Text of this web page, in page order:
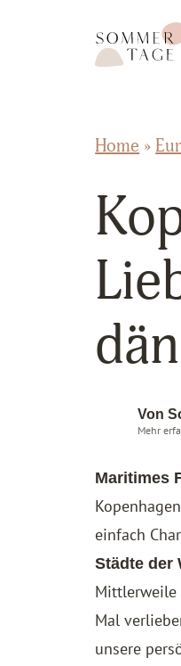
Sommertage
Home »
Von
Mehr
Maritimes
einfach
Städte der
Mittlerweile
Mal
unsere